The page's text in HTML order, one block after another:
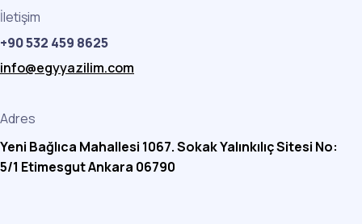
İletişim
+90 532 459 8625
info@egyyazilim.com
Adres
Yeni Bağlıca Mahallesi 1067. Sokak Yalınkılıç Sitesi No:
5/1 Etimesgut Ankara 06790